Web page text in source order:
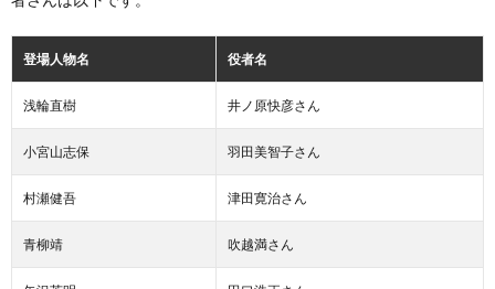
登場人物名 役者名
浅輪直樹 井ノ原快彦さん
小宮山志保 羽田美智子さん
村瀬健吾 津田寛治さん
青柳靖 吹越満さん